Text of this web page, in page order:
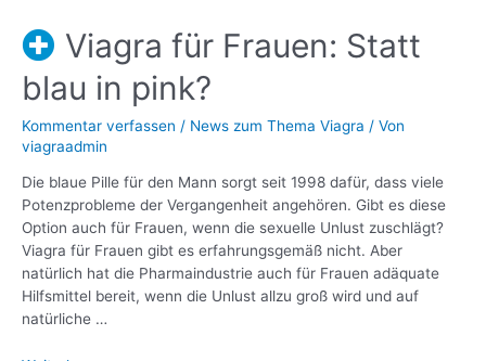
Viagra für Frauen: Statt
blau in pink?
Kommentar verfassen / News zum Thema Viagra / Von
viagraadmin
Die blaue Pille für den Mann sorgt seit 1998 dafür, dass viele
Potenzprobleme der Vergangenheit angehören. Gibt es diese
Option auch für Frauen, wenn die sexuelle Unlust zuschlägt?
Viagra für Frauen gibt es erfahrungsgemäß nicht. Aber
natürlich hat die Pharmaindustrie auch für Frauen adäquate
Hilfsmittel bereit, wenn die Unlust allzu groß wird und auf
natürliche …